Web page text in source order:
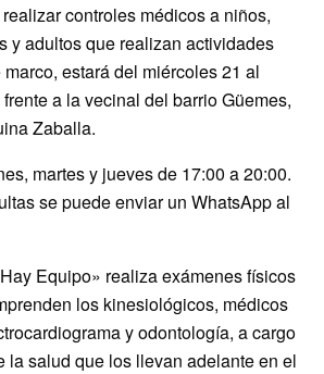
controles médicos a niños,
y adultos que realizan actividades
estará del miércoles 21 al
a la vecinal del barrio Güemes,
Zaballa.
martes y jueves de 17:00 a 20:00.
se puede enviar un WhatsApp al
Equipo» realiza exámenes físicos
los kinesiológicos, médicos
y odontología, a cargo
la salud que los llevan adelante en el